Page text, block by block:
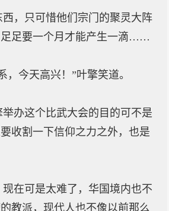
只可惜他们宗门的聚灵大阵
足足要一个月才能产生一滴……
今天高兴！”叶擎笑道。
这个比武大会的目的可不是
收割一下信仰之力之外，也是
可是太难了，华国境内也不
教派，现代人也不像以前那么